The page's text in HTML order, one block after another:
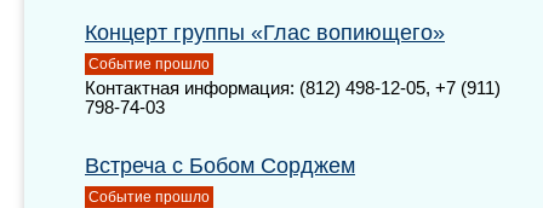
Концерт группы «Глас вопиющего»
Событие прошло
Контактная информация: (812) 498-12-05, +7 (911)
798-74-03
Встреча с Бобом Сорджем
Событие прошло